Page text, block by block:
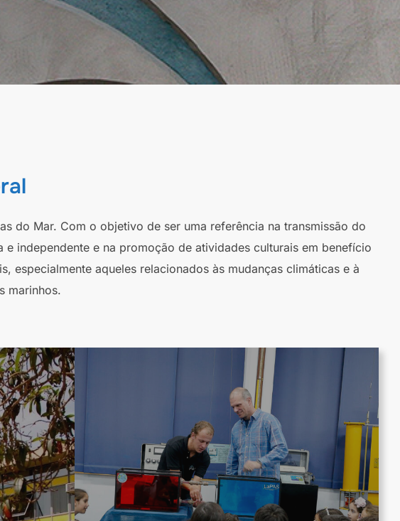
do Mar. Com o objetivo de ser uma referência na transmissão do
independente e na promoção de atividades culturais em benefício
especialmente aqueles relacionados às mudanças climáticas e à
marinhos.